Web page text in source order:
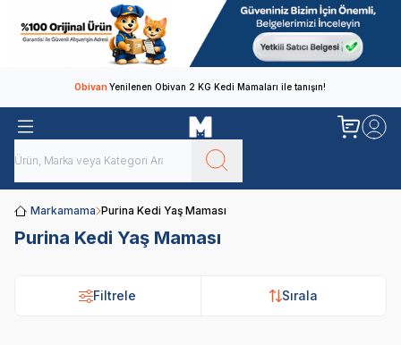
ObivanYenilenen Obivan 2 KG Kedi Mamaları ile tanışın!
Markamama Purina Kedi Yaş Maması
Purina Kedi Yaş Maması
Filtrele Sırala